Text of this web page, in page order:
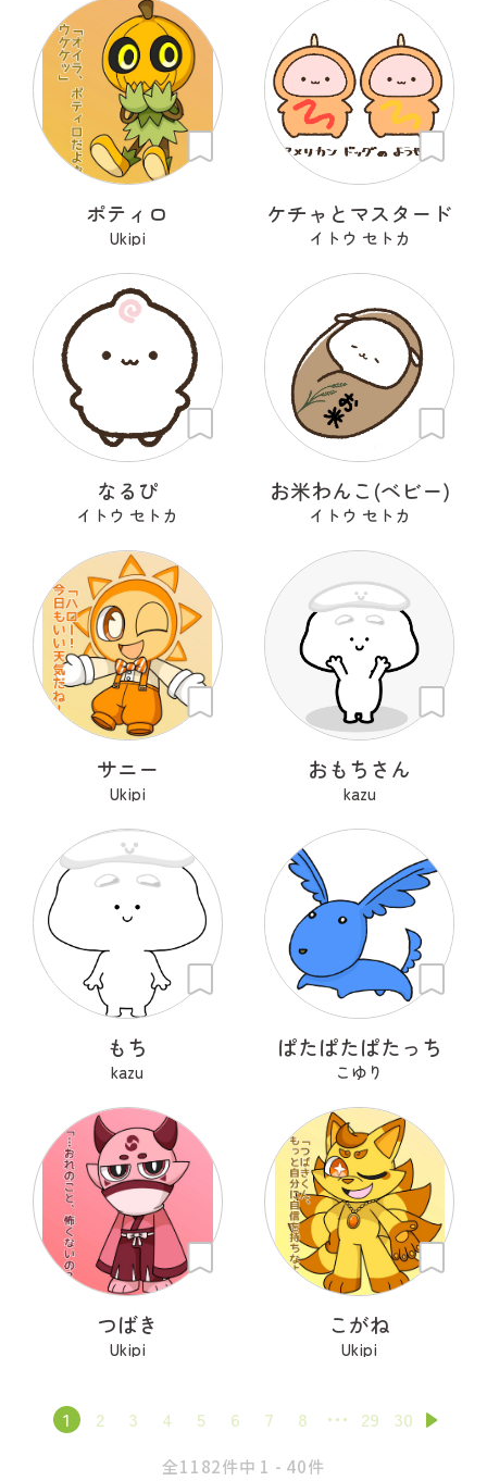
ポティロ
Ukipi
ケチャとマスタード
イトウ セトカ
なるぴ
イトウ セトカ
お米わんこ(ベビー)
イトウ セトカ
サニー
Ukipi
おもちさん
kazu
もち
kazu
ぱたぱたぱたっち
こゆり
つばき
Ukipi
こがね
Ukipi
1 2 3 4 5 6 7 8 29 30
全1182件中 1 - 40件